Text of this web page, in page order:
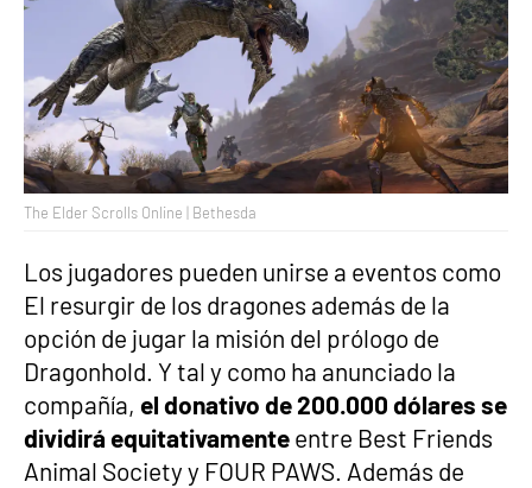
The Elder Scrolls Online | Bethesda
Los jugadores pueden unirse a eventos como
El resurgir de los dragones además de la
opción de jugar la misión del prólogo de
Dragonhold. Y tal y como ha anunciado la
compañía, el donativo de 200.000 dólares se
dividirá equitativamente entre Best Friends
Animal Society y FOUR PAWS. Además de